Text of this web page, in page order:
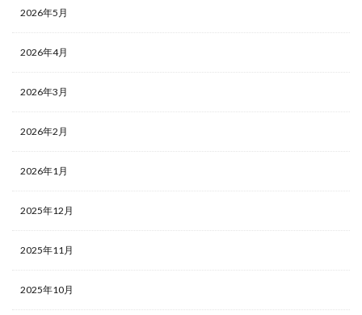
2026年5月
2026年4月
2026年3月
2026年2月
2026年1月
2025年12月
2025年11月
2025年10月